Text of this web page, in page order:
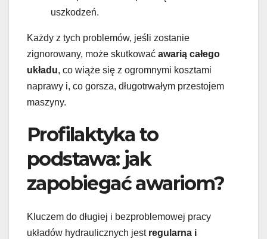
uszkodzeń.
Każdy z tych problemów, jeśli zostanie
zignorowany, może skutkować awarią całego
układu, co wiąże się z ogromnymi kosztami
naprawy i, co gorsza, długotrwałym przestojem
maszyny.
Profilaktyka to
podstawa: jak
zapobiegać awariom?
Kluczem do długiej i bezproblemowej pracy
układów hydraulicznych jest regularna i